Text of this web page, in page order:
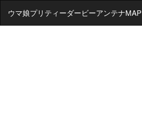
ウマ娘プリティーダービーアンテナMAP